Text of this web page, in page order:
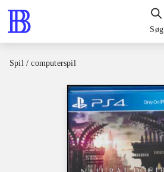
Søg
Spil / computerspil